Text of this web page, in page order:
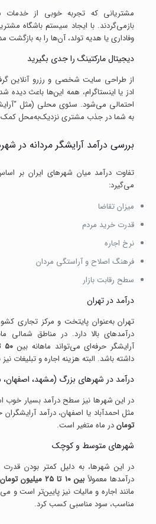
مشتریانی که تجربه خوبی از خدمات
بازمی‌گردند. با ایجاد سیستم باشگاه
وفاداری یا هدیه تولد، آن‌ها را به بازگشت
دیجیتال مارکتینگ را جدی بگیرید
از طراحی سایت شخصی و رزرو آنلاین
ادز یا اینستاگرام، همه این‌ها باعث
احتمالی می‌شود. سئوی محلی (مثل
به شما در جذب مشتری نزدیک‌به‌محل
بررسی درآمد آرایشگر مردانه در
تفاوت درآمد میان شهرهای ایران بر
می‌گیرد:
میزان تقاضا
قدرت خرید مردم
نرخ اجاره
فرهنگ اصلاح و آراستگی مردان
سطح رقابت بازار
درآمد در تهران
تهران به‌عنوان پایتخت و مرکز تجاری
درآمدهای بالا دارد. در مناطق شمالی
آرایشگر حرفه‌ای می‌تواند ماهانه بین ۵۰ تا ۱۵۰ میلیون تومان
داشته باشد. البته هزینه اجاره و تبلیغات
درآمد در شهرهای بزرگ (مشهد، اصفهان،
در این شهرها نیز سطح درآمد بسیار
مثل احمدآباد یا اصفهان، درآمد
توماندر ماه متغیر است.
شهرهای متوسط و کوچک
در این شهرها، به دلیل کمتر بودن
درآمدها معمولاًبین ۱۰ تا ۲۵ میلیون تومان
مانند اجاره و مالیات نیز پایین‌تر است و
مناسب، سود مناسبی کسب کرد.